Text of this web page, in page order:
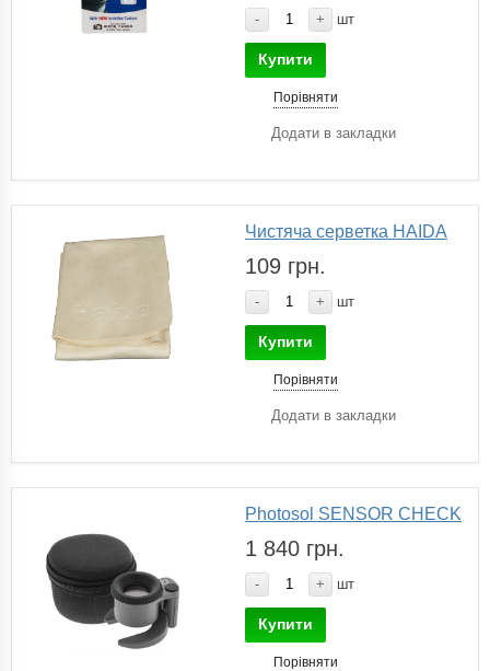
- + шт
Купити
Порівняти
Додати в закладки
Чистяча серветка HAIDA
109 грн.
- + шт
Купити
Порівняти
Додати в закладки
Photosol SENSOR CHECK
1 840 грн.
- + шт
Купити
Порівняти